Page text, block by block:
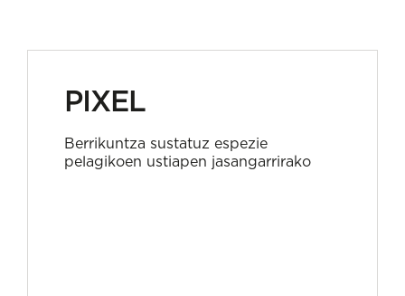
PIXEL
Berrikuntza sustatuz espezie
pelagikoen ustiapen jasangarrirako